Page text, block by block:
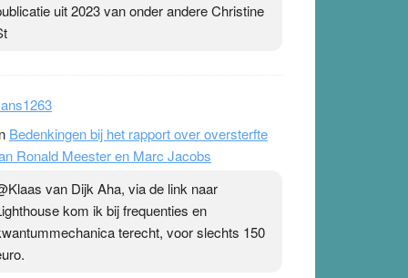
uit 2023 van onder andere Christine
Bedenkingen bij het rapport over oversterfte
Ronald Meester en Marc Jacobs
van Dijk Aha, via de link naar
kom ik bij frequenties en
terecht, voor slechts 150